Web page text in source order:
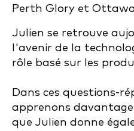
Perth Glory et
Julien se retrouve
l'avenir de la
rôle basé sur les
Dans ces questions-
apprenons
que Julien donne